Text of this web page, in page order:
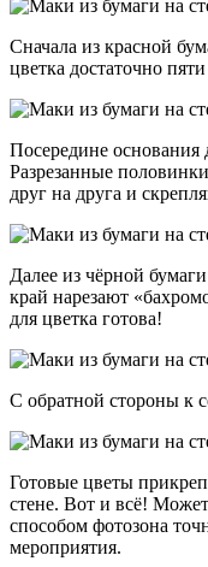
Сначала из красной
цветка достаточно
Посередине основания
Разрезанные
друг на друга и
Далее из чёрной
край нарезают
для цветка готова!
С обратной стороны к
Готовые цветы
стене. Вот и всё!
способом фотозона
мероприятия.